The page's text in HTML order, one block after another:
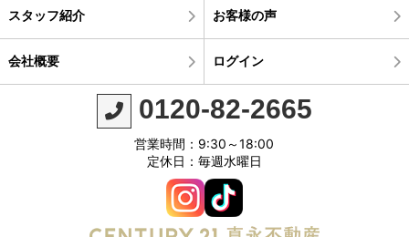
スタッフ紹介 お客様の声
会社概要 ログイン
0120-82-2665
営業時間：9:30～18:00
定休日：毎週水曜日